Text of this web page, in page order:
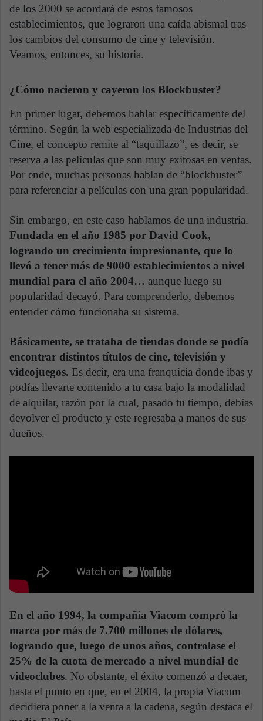
de los 2000 se acordará de estos famosos
establecimientos, que lograron una caída abismal tras
los cambios del consumo de cine y televisión.
Veamos, entonces, su historia.
¿Cómo nacieron y cayeron los Blockbuster?
En primer lugar, debemos hablar específicamente del
término. Según la web especializada de Industrias del
Cine, el concepto remite al “taquillazo”, es decir, se
reserva a las películas que son muy exitosas en ventas.
Por ende, muchas personas hablan de “blockbuster”
para referenciar a películas con una gran popularidad.
Sin embargo, en este caso hablamos de una industria.
Fundada en el año 1985 por David Cook,
logrando un crecimiento impresionante, que lo
llevó a tener más de 9000 establecimientos a nivel
mundial para el año 2004… aunque luego su
popularidad decayó. Para comprenderlo, debemos
entender cómo funcionaba su sistema.
Básicamente, se trataba de tiendas donde se podía
encontrar distintos títulos de cine, televisión y
videojuegos. Es decir, era una franquicia donde ibas y
podías llevarte contenido a tu casa bajo la modalidad
de alquilar, razón por la cual, pasado tu tiempo, debías
devolver el producto y este regresaba a manos de sus
dueños.
En el año 1994, la compañía Viacom compró la
marca por más de 7.700 millones de dólares,
logrando que, luego de unos años, controlase el
25% de la cuota de mercado a nivel mundial de
videoclubes. No obstante, el éxito comenzó a decaer,
hasta el punto en que, en el 2004, la propia Viacom
decidiera poner a la venta a la cadena, según destaca el